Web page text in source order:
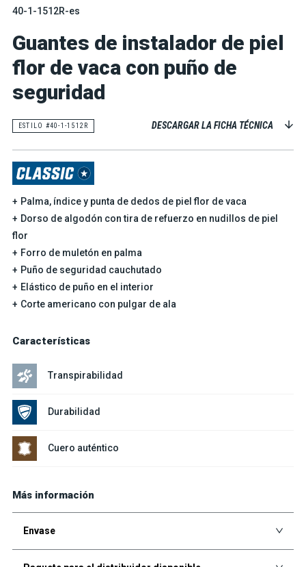
40-1-1512R-es
Guantes de instalador de piel
flor de vaca con puño de
seguridad
ESTILO #40-1-1512R DESCARGAR LA FICHA TÉCNICA
Palma, índice y punta de dedos de piel flor de vaca
Dorso de algodón con tira de refuerzo en nudillos de piel
flor
Forro de muletón en palma
Puño de seguridad cauchutado
Elástico de puño en el interior
Corte americano con pulgar de ala
Características
Transpirabilidad
Durabilidad
Cuero auténtico
Más información
Envase